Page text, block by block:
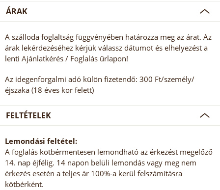
ÁRAK
A szálloda foglaltság függvényében határozza meg az árat. Az
árak lekérdezéséhez kérjük válassz dátumot és elhelyezést a
lenti Ajánlatkérés / Foglalás űrlapon!
Az idegenforgalmi adó külön fizetendő: 300 Ft/személy/
éjszaka (18 éves kor felett)
FELTÉTELEK
Lemondási feltétel:
A foglalás kötbérmentesen lemondható az érkezést megelőző
14. nap éjfélig. 14 napon belüli lemondás vagy meg nem
érkezés esetén a teljes ár 100%-a kerül felszámításra
kötbérként.